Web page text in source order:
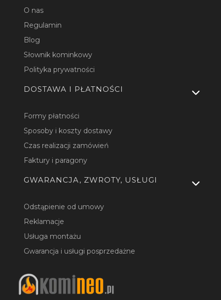
O nas
Regulamin
Blog
Słownik kominkowy
Polityka prywatności
DOSTAWA I PŁATNOŚCI
Formy płatności
Sposoby i koszty dostawy
Czas realizacji zamówień
Faktury i paragony
GWARANCJA, ZWROTY, USŁUGI
Odstąpienie od umowy
Reklamacje
Usługa montażu
Gwarancja i usługi posprzedażne